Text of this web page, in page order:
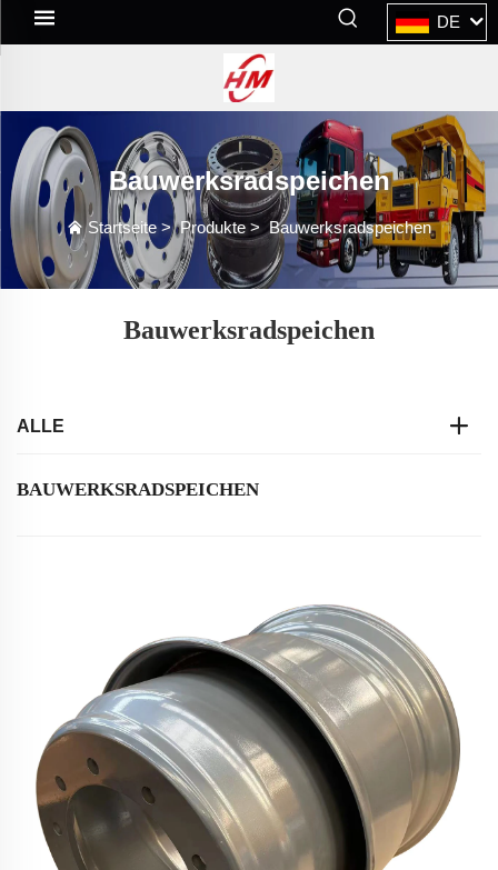
DE
Bauwerksradspeichen
Startseite >Produkte>Bauwerksradspeichen
Bauwerksradspeichen
ALLE
BAUWERKSRADSPEICHEN